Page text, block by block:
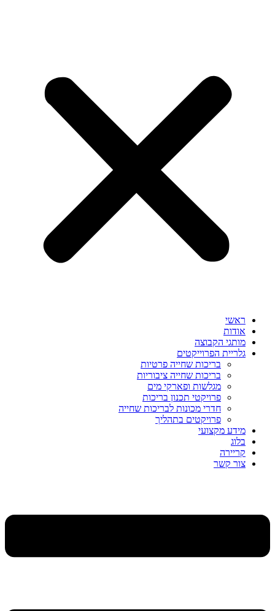
ראשי
אודות
מותגי הקבוצה
גלריית הפרוייקטים
בריכות שחייה פרטיות
בריכות שחייה ציבוריות
מגלשות ופארקי מים
פרויקטי תכנון בריכות
חדרי מכונות לבריכות שחייה
פרויקטים בתהליך
מידע מקצועי
בלוג
קריירה
צור קשר